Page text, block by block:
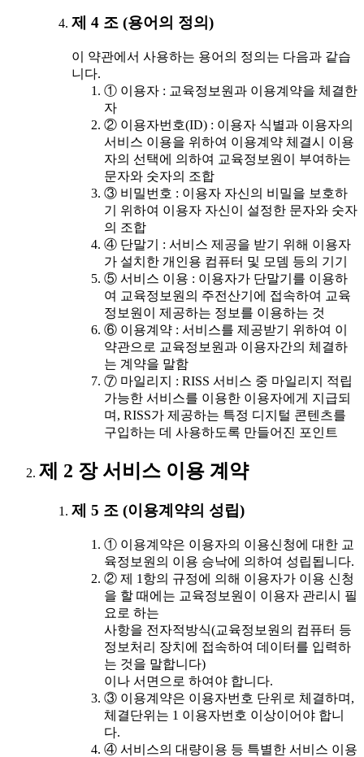
제 4 조 (용어의 정의)
이 약관에서 사용하는 용어의 정의는 다음과 같습
니다.
① 이용자 : 교육정보원과 이용계약을 체결한
자
② 이용자번호(ID) : 이용자 식별과 이용자의
서비스 이용을 위하여 이용계약 체결시 이용
자의 선택에 의하여 교육정보원이 부여하는
문자와 숫자의 조합
③ 비밀번호 : 이용자 자신의 비밀을 보호하
기 위하여 이용자 자신이 설정한 문자와 숫자
의 조합
④ 단말기 : 서비스 제공을 받기 위해 이용자
가 설치한 개인용 컴퓨터 및 모뎀 등의 기기
⑤ 서비스 이용 : 이용자가 단말기를 이용하
여 교육정보원의 주전산기에 접속하여 교육
정보원이 제공하는 정보를 이용하는 것
⑥ 이용계약 : 서비스를 제공받기 위하여 이
약관으로 교육정보원과 이용자간의 체결하
는 계약을 말함
⑦ 마일리지 : RISS 서비스 중 마일리지 적립
가능한 서비스를 이용한 이용자에게 지급되
며, RISS가 제공하는 특정 디지털 콘텐츠를
구입하는 데 사용하도록 만들어진 포인트
제 2 장 서비스 이용 계약
제 5 조 (이용계약의 성립)
① 이용계약은 이용자의 이용신청에 대한 교
육정보원의 이용 승낙에 의하여 성립됩니다.
② 제 1항의 규정에 의해 이용자가 이용 신청
을 할 때에는 교육정보원이 이용자 관리시 필
요로 하는
사항을 전자적방식(교육정보원의 컴퓨터 등
정보처리 장치에 접속하여 데이터를 입력하
는 것을 말합니다)
이나 서면으로 하여야 합니다.
③ 이용계약은 이용자번호 단위로 체결하며,
체결단위는 1 이용자번호 이상이어야 합니
다.
④ 서비스의 대량이용 등 특별한 서비스 이용